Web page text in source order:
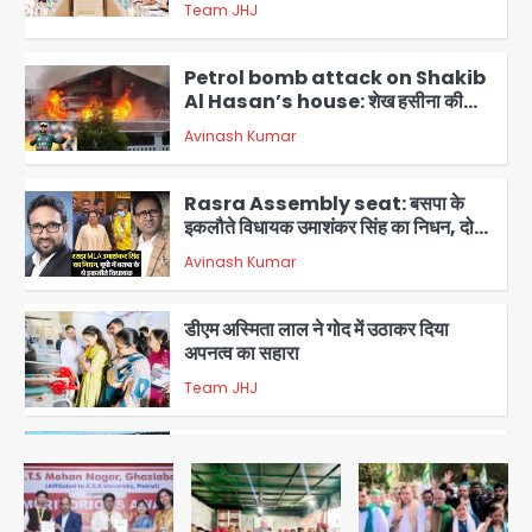
3
Petrol bomb attack on Shakib
Al Hasan’s house: शेख हसीना की
वर्चुअल प्रेस कॉन्फ्रेंस में जुड़ने पर भड़का
गुस्सा, शाकिब अल हसन के मगुरा स्थित घर पर
पेट्रोल बम से हमला
Avinash Kumar
4
Rasra Assembly seat: बसपा के
इकलौते विधायक उमाशंकर सिंह का निधन, दो
साल से कैंसर से जूझ रहे थे
Avinash Kumar
5
डीएम अस्मिता लाल ने गोद में उठाकर दिया
अपनत्व का सहारा
Team JHJ
1
आॅपरेशन विस्टा 1.0: वीजा शर्तों का उल्लंघन
करने वाले 11 बांग्लादेशी नागरिक सेंट्रल जिला
स्वतंत्रता दिवस पर फूलप्रूफ सुरक्षा को लेकर